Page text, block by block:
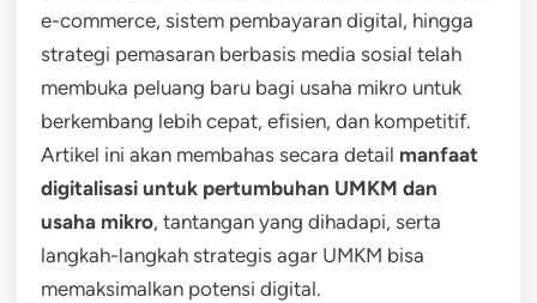
e-commerce, sistem pembayaran digital, hingga
strategi pemasaran berbasis media sosial telah
membuka peluang baru bagi usaha mikro untuk
berkembang lebih cepat, efisien, dan kompetitif.
Artikel ini akan membahas secara detail manfaat
digitalisasi untuk pertumbuhan UMKM dan
usaha mikro, tantangan yang dihadapi, serta
langkah-langkah strategis agar UMKM bisa
memaksimalkan potensi digital.